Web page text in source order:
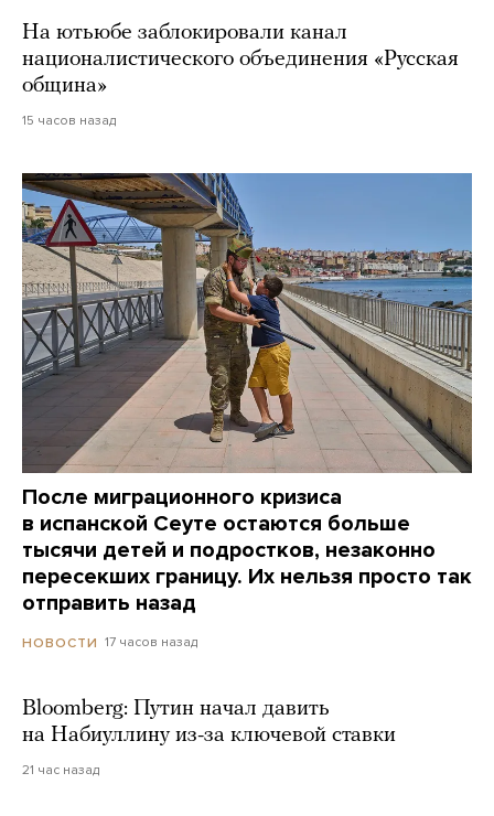
На ютьюбе заблокировали канал
националистического объединения «Русская
община»
15 часов назад
После миграционного кризиса
в испанской Сеуте остаются больше
тысячи детей и подростков, незаконно
пересекших границу. Их нельзя просто так
отправить назад
НОВОСТИ 17 часов назад
Bloomberg: Путин начал давить
на Набиуллину из-за ключевой ставки
21 час назад